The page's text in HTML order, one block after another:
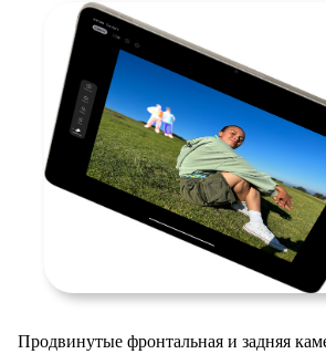
Продвинутые фронтальная и задняя